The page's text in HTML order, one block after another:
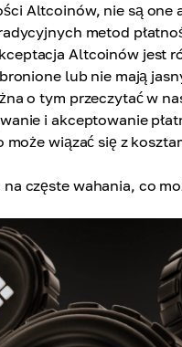
Altcoinów, nie są
metod
Altcoinów jest
lub nie mają
o tym przeczytać w
i akceptowanie
wiązać się z
częste wahania, co